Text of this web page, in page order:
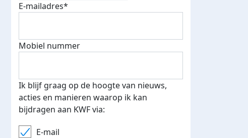
E-mailadres*
Mobiel nummer
Ik blijf graag op de hoogte van nieuws,
acties en manieren waarop ik kan
bijdragen aan KWF via:
E-mail